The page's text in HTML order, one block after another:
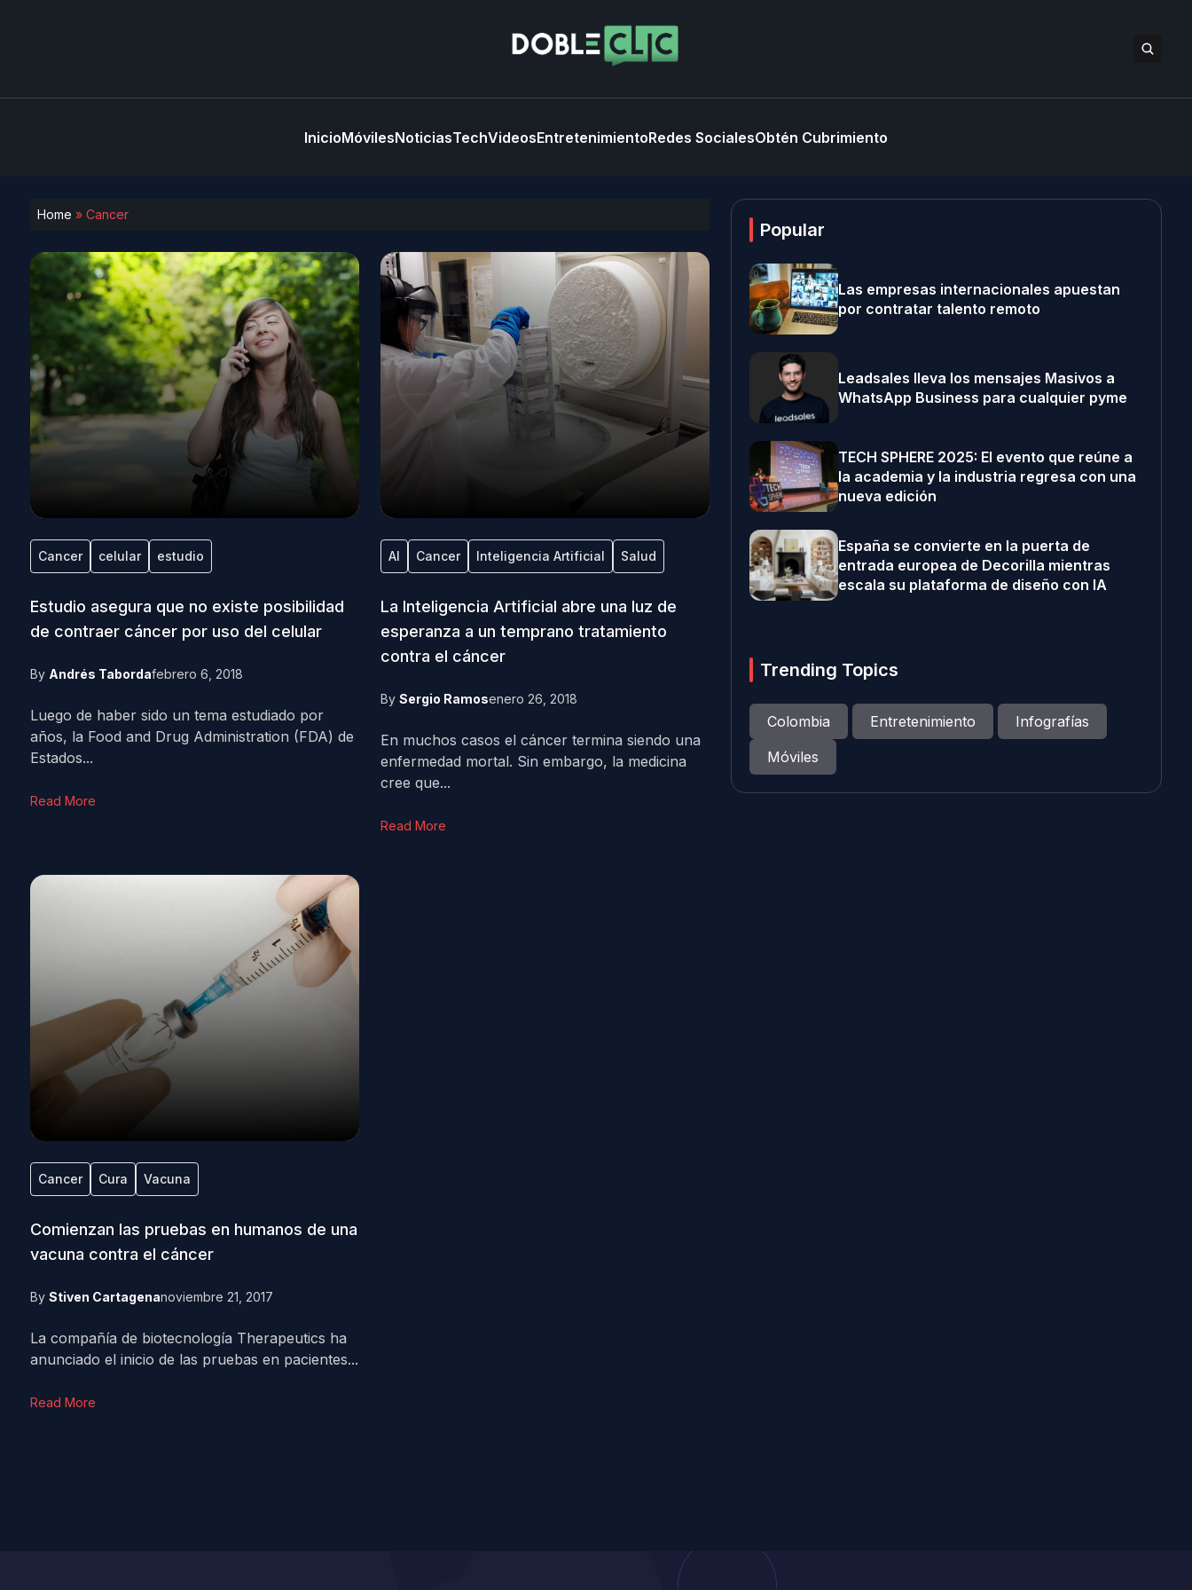
InicioMóvilesNoticiasTechVideosEntretenimientoRedes SocialesObtén Cubrimiento
Home » Cancer
Cancer celular estudio
Estudio asegura que no existe posibilidad
de contraer cáncer por uso del celular
By Andrés Tabordafebrero 6, 2018
Luego de haber sido un tema estudiado por
años, la Food and Drug Administration (FDA) de
Estados...
Read More
AI Cancer Inteligencia Artificial Salud
La Inteligencia Artificial abre una luz de
esperanza a un temprano tratamiento
contra el cáncer
By Sergio Ramosenero 26, 2018
En muchos casos el cáncer termina siendo una
enfermedad mortal. Sin embargo, la medicina
cree que...
Read More
Cancer Cura Vacuna
Comienzan las pruebas en humanos de una
vacuna contra el cáncer
By Stiven Cartagenanoviembre 21, 2017
La compañía de biotecnología Therapeutics ha
anunciado el inicio de las pruebas en pacientes...
Read More
Popular
Las empresas internacionales apuestan
por contratar talento remoto
Leadsales lleva los mensajes Masivos a
WhatsApp Business para cualquier pyme
TECH SPHERE 2025: El evento que reúne a
la academia y la industria regresa con una
nueva edición
España se convierte en la puerta de
entrada europea de Decorilla mientras
escala su plataforma de diseño con IA
Trending Topics
Colombia Entretenimiento
Infografías
Móviles